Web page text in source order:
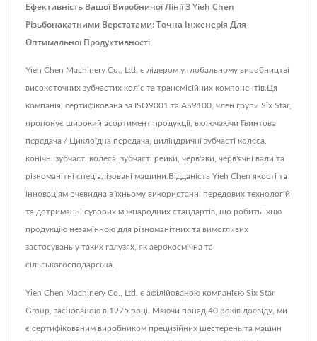
Ефективність Вашої Виробничої Лінії З Yieh Chen
Різьбонакатними Верстатами: Точна Інженерія Для
Оптимальної Продуктивності
Yieh Chen Machinery Co., Ltd. є лідером у глобальному виробництві
високоточних зубчастих коліс та трансмісійних компонентів.Ця
компанія, сертифікована за ISO9001 та AS9100, член групи Six Star,
пропонує широкий асортимент продукції, включаючи Гвинтова
передача / Циклоїдна передача, циліндричні зубчасті колеса,
конічні зубчасті колеса, зубчасті рейки, черв'яки, черв'ячні вали та
різноманітні спеціалізовані машини.Відданість Yieh Chen якості та
інноваціям очевидна в їхньому використанні передових технологій
та дотриманні суворих міжнародних стандартів, що робить їхню
продукцію незамінною для різноманітних та вимогливих
застосувань у таких галузях, як аерокосмічна та
сільськогосподарська.
Yieh Chen Machinery Co., Ltd. є афілійованою компанією Six Star
Group, заснованою в 1975 році. Маючи понад 40 років досвіду, ми
є сертифікованим виробником прецизійних шестерень та машин